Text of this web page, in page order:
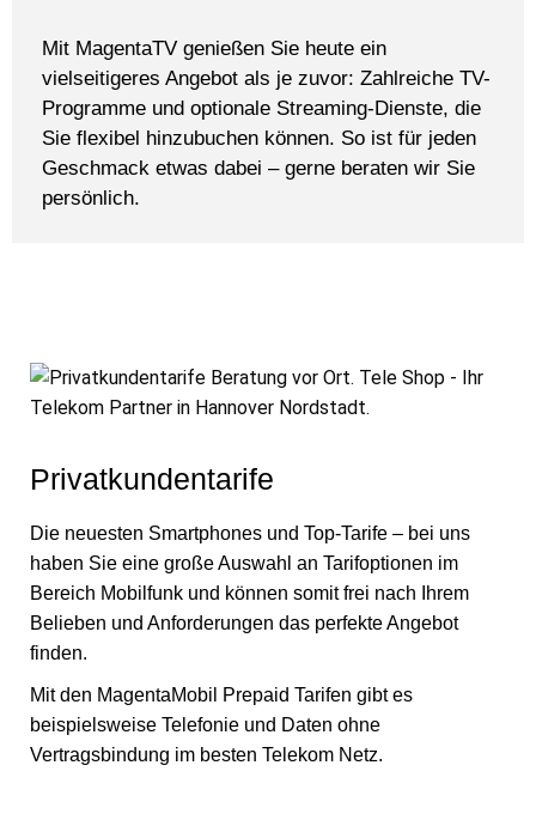
Mit MagentaTV genießen Sie heute ein
vielseitigeres Angebot als je zuvor: Zahlreiche TV-
Programme und optionale Streaming-Dienste, die
Sie flexibel hinzubuchen können. So ist für jeden
Geschmack etwas dabei – gerne beraten wir Sie
persönlich.
Privatkundentarife
Die neuesten Smartphones und Top-Tarife – bei uns
haben Sie eine große Auswahl an Tarifoptionen im
Bereich Mobilfunk und können somit frei nach Ihrem
Belieben und Anforderungen das perfekte Angebot
finden.
Mit den MagentaMobil Prepaid Tarifen gibt es
beispielsweise Telefonie und Daten ohne
Vertragsbindung im besten Telekom Netz.